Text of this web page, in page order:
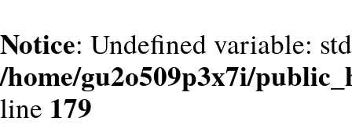
Notice: Undefined variable:
/home/gu2o509p3x7i/
line 179